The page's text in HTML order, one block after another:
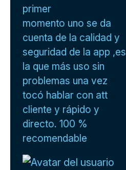
primer
momento uno se da
cuenta de la calidad y
seguridad de la app ,es
la que más uso sin
problemas una vez
tocó hablar con att
cliente y rápido y
directo. 100 %
recomendable